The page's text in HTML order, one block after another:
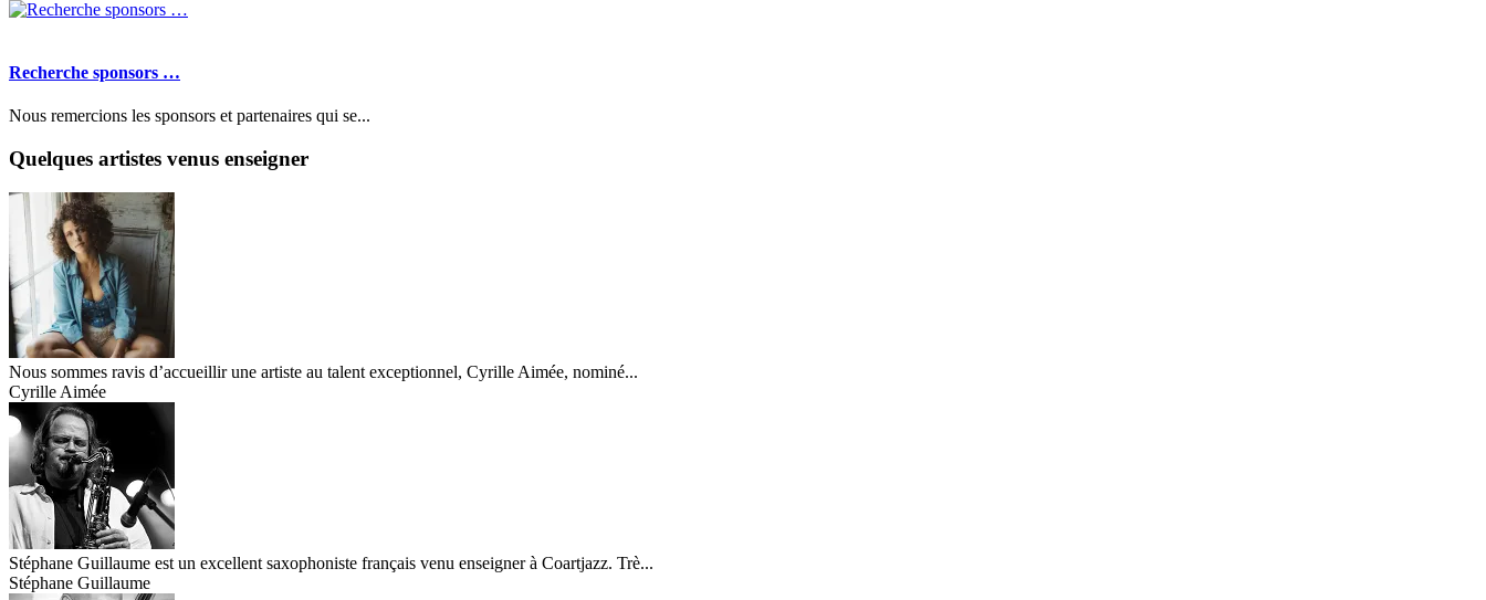
Recherche sponsors …
Nous remercions les sponsors et partenaires qui se...
Quelques artistes venus enseigner
Nous sommes ravis d’accueillir une artiste au talent exceptionnel, Cyrille Aimée, nominé...
Cyrille Aimée
Stéphane Guillaume est un excellent saxophoniste français venu enseigner à Coartjazz. Trè...
Stéphane Guillaume